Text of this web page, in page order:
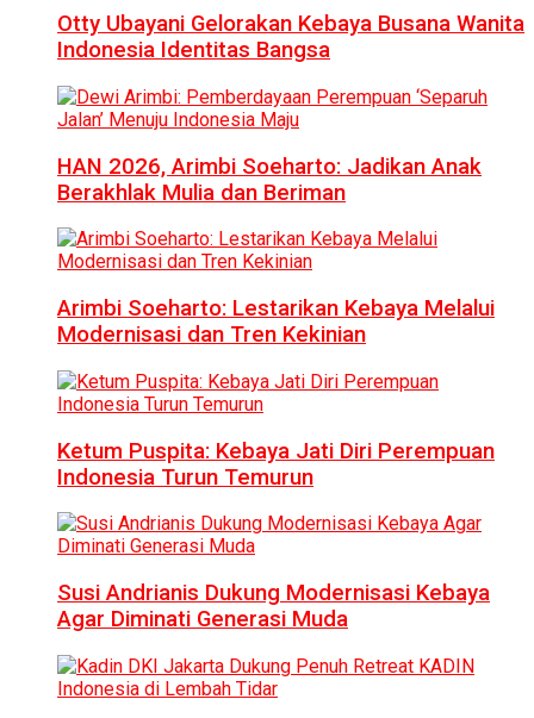
Otty Ubayani Gelorakan Kebaya Busana Wanita
Indonesia Identitas Bangsa
HAN 2026, Arimbi Soeharto: Jadikan Anak
Berakhlak Mulia dan Beriman
Arimbi Soeharto: Lestarikan Kebaya Melalui
Modernisasi dan Tren Kekinian
Ketum Puspita: Kebaya Jati Diri Perempuan
Indonesia Turun Temurun
Susi Andrianis Dukung Modernisasi Kebaya
Agar Diminati Generasi Muda